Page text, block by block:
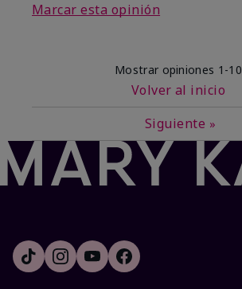
Marcar esta opinión
Mostrar opiniones 1-10
Volver al inicio
Siguiente »